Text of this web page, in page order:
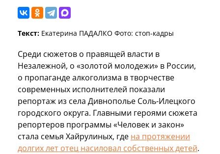
Текст: Екатерина ПАДАЛКО Фото: стоп-кадры
Среди сюжетов о правящей власти в
Незалежной, о «золотой молодежи» в России,
о пропаганде алкоголизма в творчестве
современных исполнителей показали
репортаж из села Дивнополье Соль-Илецкого
городского округа. Главными героями сюжета
репортеров программы «Человек и закон»
стала семья Хайрулиных, где на протяжении
долгих лет отец насиловал собственных детей.